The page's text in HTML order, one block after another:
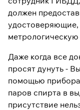
должен
удостоверяющие,
метрологическую
Даже когда все
просят дунуть -
помощью прибора
паров спирта в
присутствие